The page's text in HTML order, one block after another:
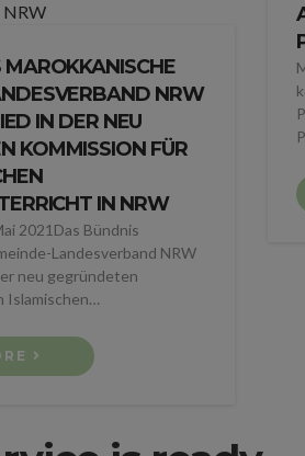
NRW
IN DER NEU
KOMMISSION FÜR
IN NRW
2021Das Bündnis
Landesverband NRW
neu gegründeten
Islamischen…